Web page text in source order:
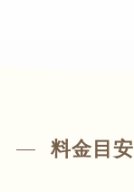
料金目安